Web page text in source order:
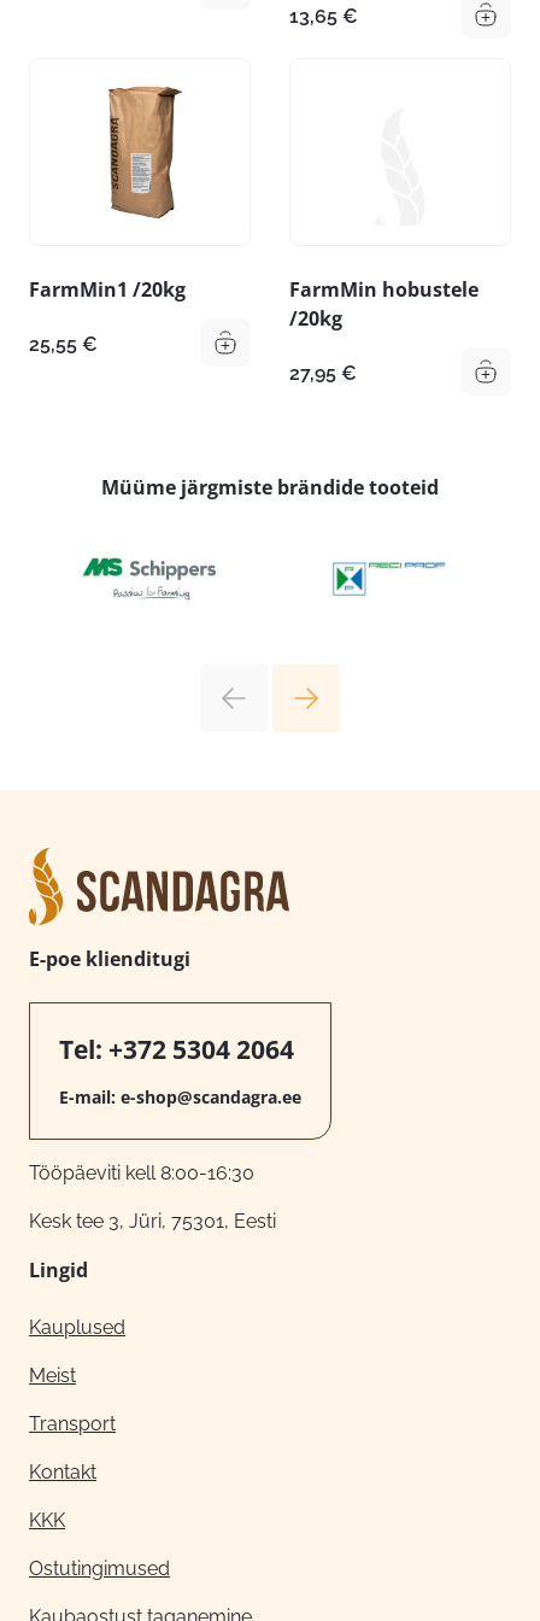
13,65 €
FarmMin1 /20kg
25,55 €
FarmMin hobustele
/20kg
27,95 €
Müüme järgmiste brändide tooteid
E-poe klienditugi
Tel: +372 5304 2064
E-mail: e-shop@scandagra.ee
Tööpäeviti kell 8:00-16:30
Kesk tee 3, Jüri, 75301, Eesti
Lingid
Kauplused
Meist
Transport
Kontakt
KKK
Ostutingimused